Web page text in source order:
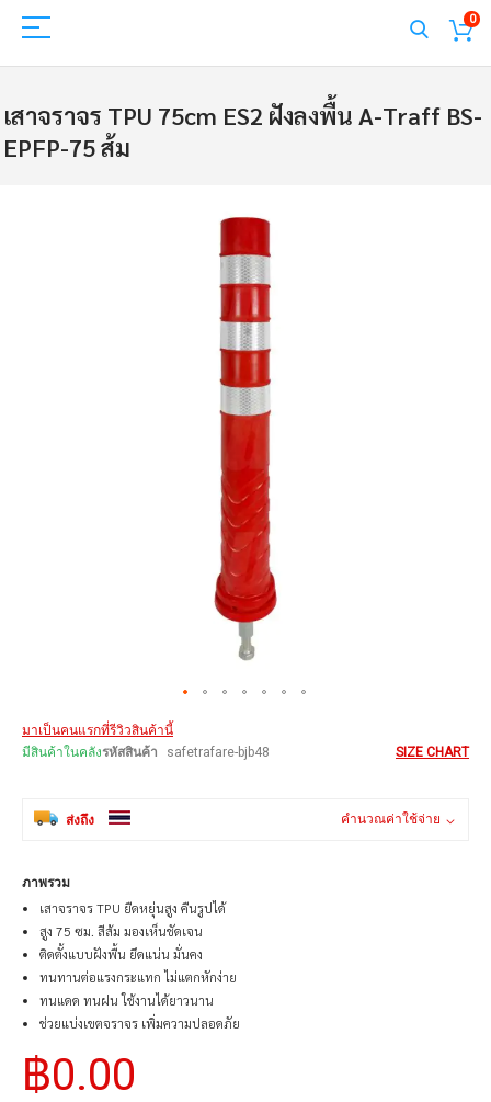
0
เสาจราจร TPU 75cm ES2 ฝังลงพื้น A-Traff BS-
EPFP-75 ส้ม
images
มาเป็นคนแรกที่รีวิวสินค้านี้
มีสินค้าในคลังรหัสสินค้า safetrafare-bjb48 SIZE CHART
ส่งถึง คำนวณค่าใช้จ่าย
ภาพรวม
เสาจราจร TPU ยืดหยุ่นสูง คืนรูปได้
สูง 75 ซม. สีส้ม มองเห็นชัดเจน
ติดตั้งแบบฝังพื้น ยึดแน่น มั่นคง
ทนทานต่อแรงกระแทก ไม่แตกหักง่าย
ทนแดด ทนฝน ใช้งานได้ยาวนาน
ช่วยแบ่งเขตจราจร เพิ่มความปลอดภัย
฿0.00